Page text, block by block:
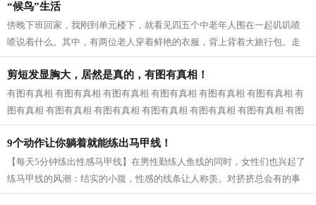
“候鸟”生活
傍晚下班回家，我刚到单元楼下，就看见四五个中老年人围在一起叽叽喳
喳说着什么。其中，有两位老人穿着鲜艳的衣服，背上背着大旅行包。走
近一看，原来是婆婆和公公，我已经快...
剪短发显胸大，居然是真的，有图有真相！
有图有真相 有图有真相 有图有真相 有图有真相 有图有真相 有图有真相 有
图有真相 有图有真相 有图有真相 有图有真相 有图有真相 有图有真相 有图
有真相...
9个动作让你躺着就能练出马甲线！
【每天5分钟练出性感马甲线】在男性勤练人鱼线的同时，女性们也兴起了
练马甲线的风潮：结实的小腹，性感的线条让人称羡。对挤挤总会有的事
业线，拥有马甲线的女性呈现的体态更...